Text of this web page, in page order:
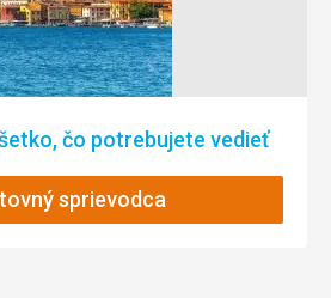
čo potrebujete vedieť
sprievodca